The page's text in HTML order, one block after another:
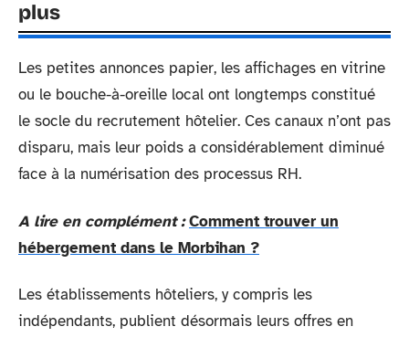
plus
Les petites annonces papier, les affichages en vitrine
ou le bouche-à-oreille local ont longtemps constitué
le socle du recrutement hôtelier. Ces canaux n’ont pas
disparu, mais leur poids a considérablement diminué
face à la numérisation des processus RH.
A lire en complément : Comment trouver un
hébergement dans le Morbihan ?
Les établissements hôteliers, y compris les
indépendants, publient désormais leurs offres en